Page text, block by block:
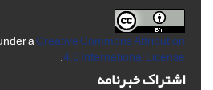
aCreative Commons Attribution
4.0 International License
.
اشتراک خبرنامه